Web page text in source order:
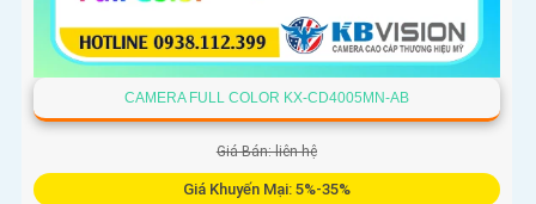
CAMERA FULL COLOR KX-CD4005MN-AB
Giá Bán: liên hệ
Giá Khuyến Mại: 5%-35%